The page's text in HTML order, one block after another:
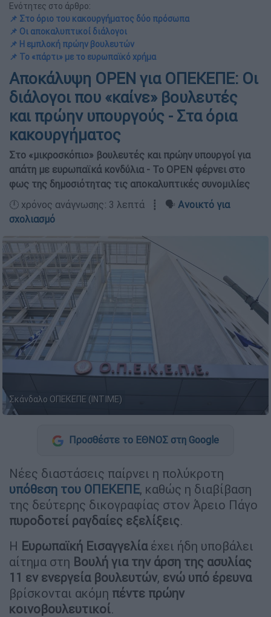
Ενότητες στο άρθρο:
📌 Στο όριο του κακουργήματος δύο πρόσωπα
📌 Οι αποκαλυπτικοί διάλογοι
📌 Η εμπλοκή πρώην βουλευτών
📌 Το «πάρτι» με το ευρωπαϊκό χρήμα
Αποκάλυψη OPEN για ΟΠΕΚΕΠΕ: Οι
διάλογοι που «καίνε» βουλευτές
και πρώην υπουργούς - Στα όρια
κακουργήματος
Στο «μικροσκόπιο» βουλευτές και πρώην υπουργοί για
απάτη με ευρωπαϊκά κονδύλια - Το OPEN φέρνει στο
φως της δημοσιότητας τις αποκαλυπτικές συνομιλίες
🕛 χρόνος ανάγνωσης: 3 λεπτά ┋ 🗣️ Ανοικτό για
σχολιασμό
Σκάνδαλο ΟΠΕΚΕΠΕ (ΙΝΤΙΜΕ)
Προσθέστε το ΕΘΝΟΣ στη Google
Νέες διαστάσεις παίρνει η πολύκροτη
υπόθεση του ΟΠΕΚΕΠΕ, καθώς η διαβίβαση
της δεύτερης δικογραφίας στον Άρειο Πάγο
πυροδοτεί ραγδαίες εξελίξεις.
Η Ευρωπαϊκή Εισαγγελίαέχει ήδη υποβάλει
αίτημα στη Βουλή για την άρση της ασυλίας
11 εν ενεργεία βουλευτών, ενώ υπό έρευνα
βρίσκονται ακόμη πέντε πρώην
κοινοβουλευτικοί.